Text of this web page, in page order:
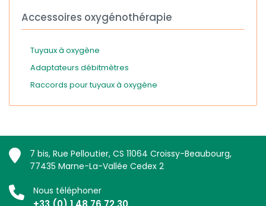
Accessoires oxygénothérapie
Tuyaux à oxygène
Adaptateurs débitmètres
Raccords pour tuyaux à oxygène
7 bis, Rue Pelloutier, CS 11064 Croissy-Beaubourg,
77435 Marne-La-Vallée Cedex 2
Nous téléphoner